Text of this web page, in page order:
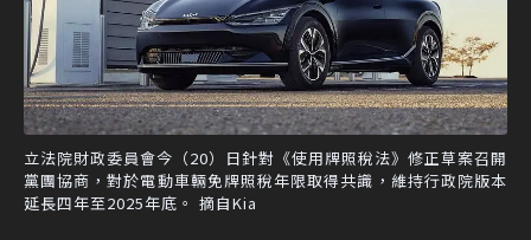
立法院財政委員會今（20）日針對《使用牌照稅法》修正草案召開
黨團協商，對於電動車輛免牌照稅年限取得共識，維持行政院版本
延長四年至2025年底。 摘自Kia